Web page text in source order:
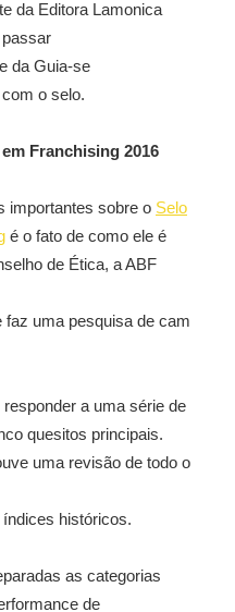
da Editora Lamonica
da Guia-se
o selo.
Franchising 2016
importantes sobre o Selo
é o fato de como ele é
de Ética, a ABF
faz uma pesquisa de cam
a uma série de
quesitos principais.
uma revisão de todo o
históricos.
as categorias
de